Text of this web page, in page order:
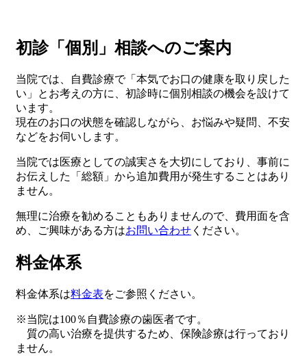
初診「個別」相談へのご案内
当院では、自費診療で「本気でお口の健康を取り戻した
い」とお考えの方に、初診時に個別相談の機会を設けて
います。
現在のお口の状態を確認しながら、お悩みや疑問、不安
などをお伺いします。
当院では医療としての誠実さを大切にしており、事前に
お伝えした「総額」から追加費用が発生することはあり
ません。
無理に治療を勧めることもありませんので、費用面を含
め、ご興味がある方はお問い合わせください。
料金体系
料金体系は料金表をご参照ください。
※当院は100％自費診療の歯医者です。
質の高い治療を提供するため、保険診療は行っており
ません。